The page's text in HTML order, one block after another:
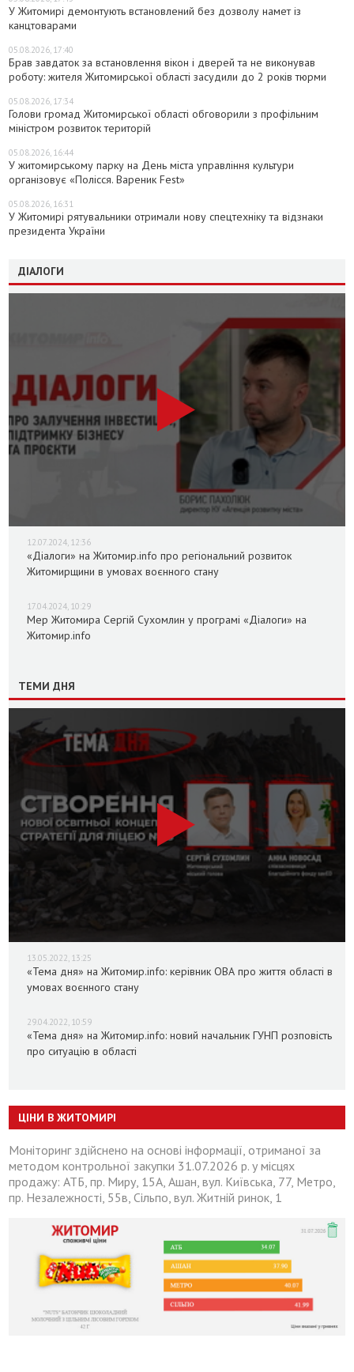
У Житомирі демонтують встановлений без дозволу намет із
канцтоварами
05.08.2026, 17:40
Брав завдаток за встановлення вікон і дверей та не виконував
роботу: жителя Житомирської області засудили до 2 років тюрми
05.08.2026, 17:34
Голови громад Житомирської області обговорили з профільним
міністром розвиток територій
05.08.2026, 16:44
У житомирському парку на День міста управління культури
організовує «Полісся. Вареник Fest»
05.08.2026, 16:31
У Житомирі рятувальники отримали нову спецтехніку та відзнаки
президента України
ДІАЛОГИ
12.07.2024, 12:36
«Діалоги» на Житомир.info про регіональний розвиток
Житомирщини в умовах воєнного стану
17.04.2024, 10:29
Мер Житомира Сергій Сухомлин у програмі «Діалоги» на
Житомир.info
ТЕМИ ДНЯ
13.05.2022, 13:25
«Тема дня» на Житомир.info: керівник ОВА про життя області в
умовах воєнного стану
29.04.2022, 10:59
«Тема дня» на Житомир.info: новий начальник ГУНП розповість
про ситуацію в області
ЦІНИ В ЖИТОМИРІ
Моніторинг здійснено на основі інформації, отриманої за
методом контрольної закупки 31.07.2026 р. у місцях
продажу: АТБ, пр. Миру, 15А, Ашан, вул. Київська, 77, Метро,
пр. Незалежності, 55в, Сільпо, вул. Житній ринок, 1